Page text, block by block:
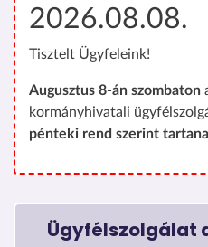
2026.08.08.
Tisztelt Ügyfeleink!
Augusztus 8-án szombaton
kormányhivatali
pénteki rend szerint
Ügyfélszolgálat